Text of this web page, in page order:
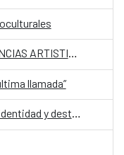
PROYECTO INTERCAMBIO RESIDENCIAS ARTISTICAS
llamada”
Federico García Lorca: voz, verso, identidad y destino CLÍNICA 2